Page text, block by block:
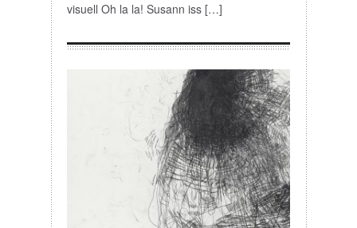
visuell Oh la la! Susann iss […]